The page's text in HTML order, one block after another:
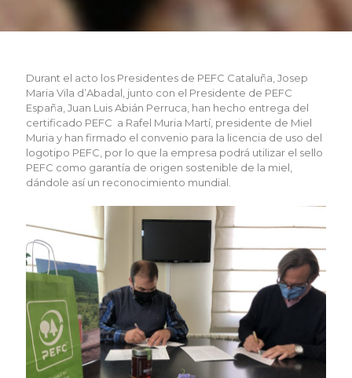
Durant el acto los Presidentes de PEFC Cataluña, Josep
Maria Vila d’Abadal, junto con el Presidente de PEFC
España, Juan Luis Abián Perruca, han hecho entrega del
certificado PEFC a Rafel Muria Martí, presidente de Miel
Muria y han firmado el convenio para la licencia de uso del
logotipo PEFC, por lo que la empresa podrá utilizar el sello
PEFC como garantía de origen sostenible de la miel,
dándole así un reconocimiento mundial.